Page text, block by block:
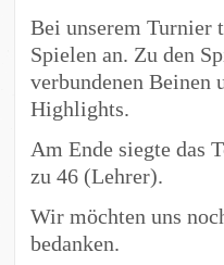
Bei unserem Turnier
Spielen an. Zu den
verbundenen Beinen
Highlights.
Am Ende siegte das
zu 46 (Lehrer).
Wir möchten uns
bedanken.